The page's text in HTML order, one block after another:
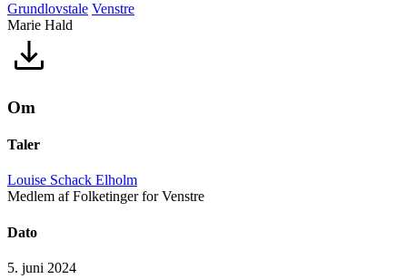
Grundlovstale Venstre
Marie Hald
Om
Taler
Louise Schack Elholm
Medlem af Folketinger for Venstre
Dato
5. juni 2024